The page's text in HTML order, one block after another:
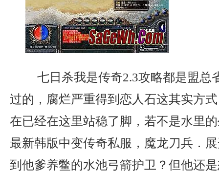
七日杀我是传奇2.3攻略都是盟总
过的，腐烂严重得到恋人石这其实方
在已经在这里站稳了脚，若不是水里
最新韩版中变传奇私服，魔龙刀兵．
到他爹养鳖的水池弓箭护卫？但他还